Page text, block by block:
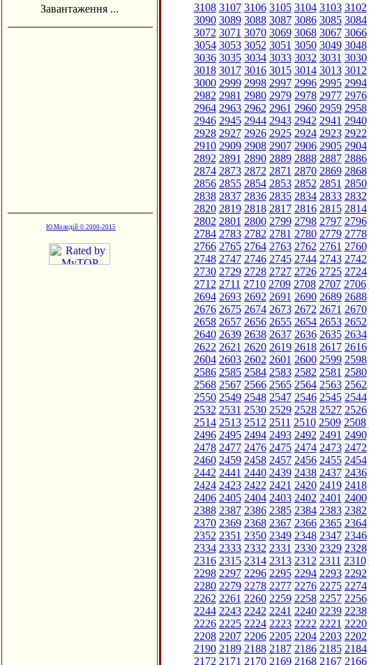
Завантаження ...
Ю.Молодій © 2000-2015
3108 3107 3106 3105 3104 3103 3102
3090 3089 3088 3087 3086 3085 3084
3072 3071 3070 3069 3068 3067 3066
3054 3053 3052 3051 3050 3049 3048
3036 3035 3034 3033 3032 3031 3030
3018 3017 3016 3015 3014 3013 3012
3000 2999 2998 2997 2996 2995 2994
2982 2981 2980 2979 2978 2977 2976
2964 2963 2962 2961 2960 2959 2958
2946 2945 2944 2943 2942 2941 2940
2928 2927 2926 2925 2924 2923 2922
2910 2909 2908 2907 2906 2905 2904
2892 2891 2890 2889 2888 2887 2886
2874 2873 2872 2871 2870 2869 2868
2856 2855 2854 2853 2852 2851 2850
2838 2837 2836 2835 2834 2833 2832
2820 2819 2818 2817 2816 2815 2814
2802 2801 2800 2799 2798 2797 2796
2784 2783 2782 2781 2780 2779 2778
2766 2765 2764 2763 2762 2761 2760
2748 2747 2746 2745 2744 2743 2742
2730 2729 2728 2727 2726 2725 2724
2712 2711 2710 2709 2708 2707 2706
2694 2693 2692 2691 2690 2689 2688
2676 2675 2674 2673 2672 2671 2670
2658 2657 2656 2655 2654 2653 2652
2640 2639 2638 2637 2636 2635 2634
2622 2621 2620 2619 2618 2617 2616
2604 2603 2602 2601 2600 2599 2598
2586 2585 2584 2583 2582 2581 2580
2568 2567 2566 2565 2564 2563 2562
2550 2549 2548 2547 2546 2545 2544
2532 2531 2530 2529 2528 2527 2526
2514 2513 2512 2511 2510 2509 2508
2496 2495 2494 2493 2492 2491 2490
2478 2477 2476 2475 2474 2473 2472
2460 2459 2458 2457 2456 2455 2454
2442 2441 2440 2439 2438 2437 2436
2424 2423 2422 2421 2420 2419 2418
2406 2405 2404 2403 2402 2401 2400
2388 2387 2386 2385 2384 2383 2382
2370 2369 2368 2367 2366 2365 2364
2352 2351 2350 2349 2348 2347 2346
2334 2333 2332 2331 2330 2329 2328
2316 2315 2314 2313 2312 2311 2310
2298 2297 2296 2295 2294 2293 2292
2280 2279 2278 2277 2276 2275 2274
2262 2261 2260 2259 2258 2257 2256
2244 2243 2242 2241 2240 2239 2238
2226 2225 2224 2223 2222 2221 2220
2208 2207 2206 2205 2204 2203 2202
2190 2189 2188 2187 2186 2185 2184
2172 2171 2170 2169 2168 2167 2166